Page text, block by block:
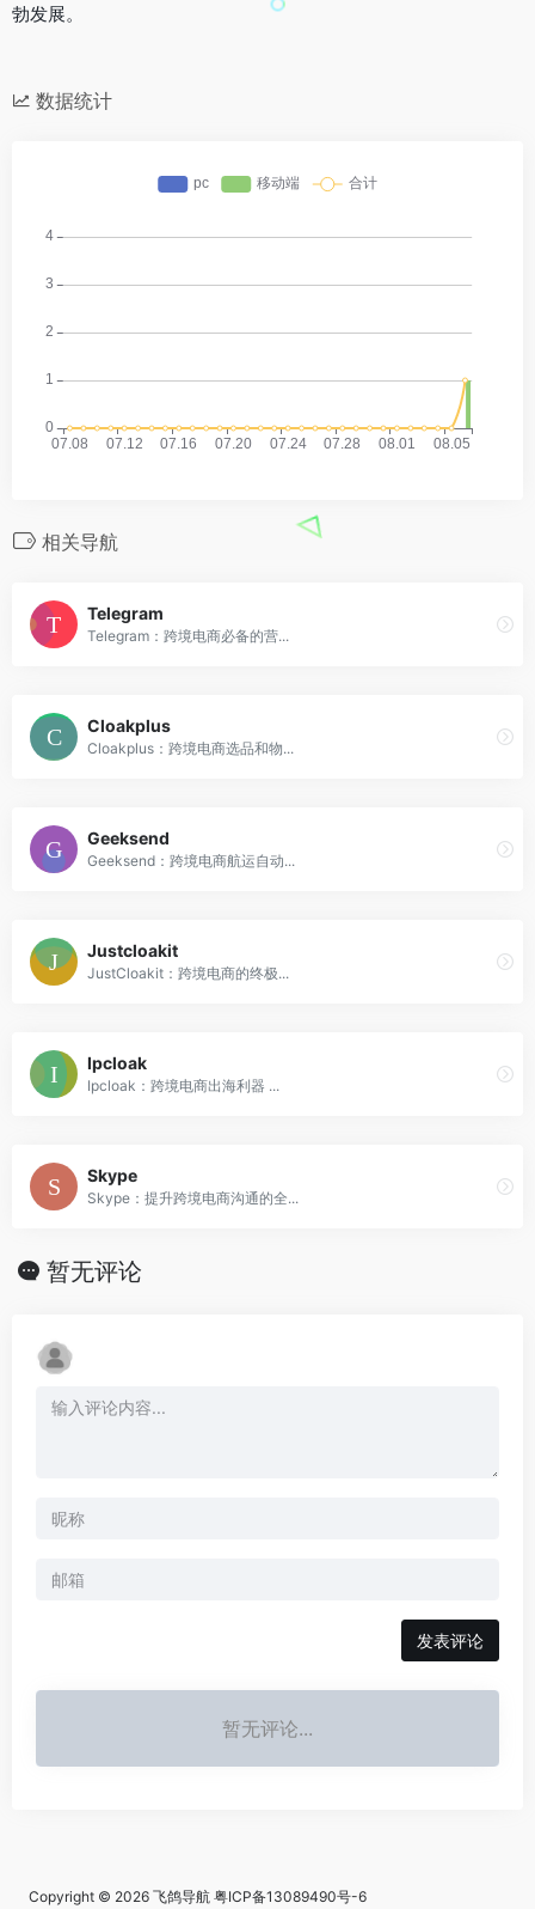
勃发展。
数据统计
相关导航
Telegram
Telegram：跨境电商必备的营...
Cloakplus
Cloakplus：跨境电商选品和物...
Geeksend
Geeksend：跨境电商航运自动...
Justcloakit
JustCloakit：跨境电商的终极...
Ipcloak
Ipcloak：跨境电商出海利器 ...
Skype
Skype：提升跨境电商沟通的全...
暂无评论
发表评论
暂无评论...
Copyright © 2026 飞鸽导航 粤ICP备13089490号-6